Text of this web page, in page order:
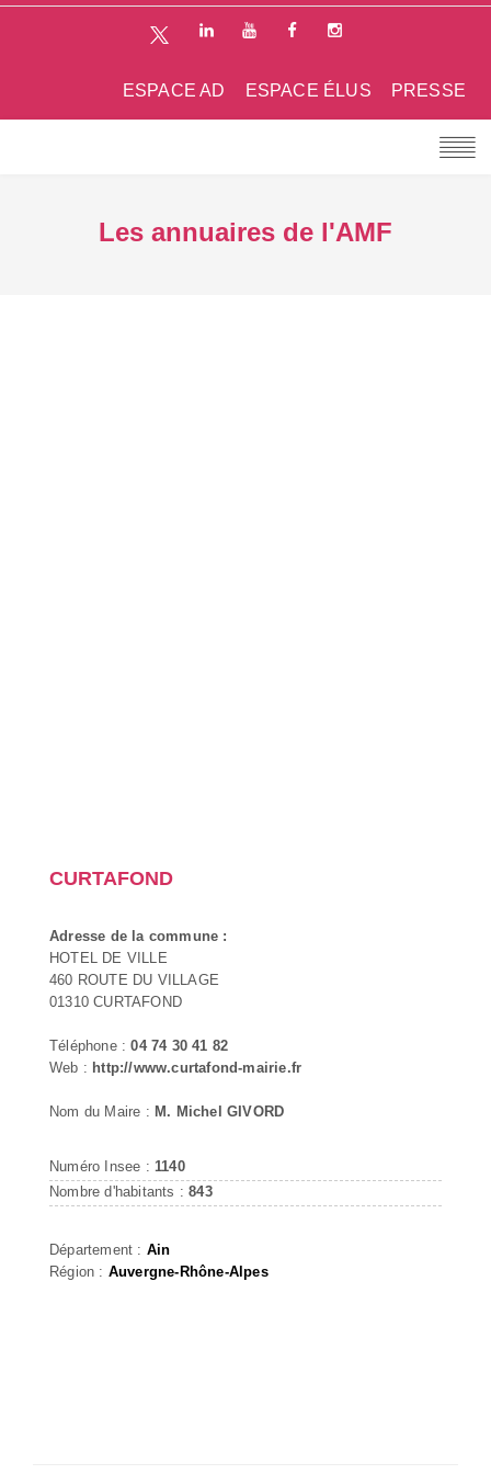
PRESSE
ESPACE ÉLUS
ESPACE AD
Les annuaires de l'AMF
CURTAFOND
Adresse de la commune :
HOTEL DE VILLE
460 ROUTE DU VILLAGE
01310 CURTAFOND
Téléphone :04 74 30 41 82
Web : http://www.curtafond-mairie.fr
Nom du Maire : M. Michel GIVORD
Numéro Insee : 1140
Nombre d'habitants :843
Département : Ain
Région : Auvergne-Rhône-Alpes